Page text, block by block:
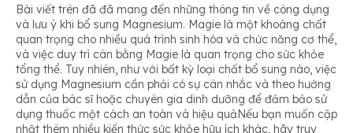
Bài viết trên đã đã mang đến những thông tin về công dụng
và lưu ý khi bổ sung Magnesium. Magie là một khoáng chất
quan trọng cho nhiều quá trình sinh hóa và chức năng cơ thể,
và việc duy trì cân bằng Magie là quan trọng cho sức khỏe
tổng thể. Tuy nhiên, như với bất kỳ loại chất bổ sung nào, việc
sử dụng Magnesium cần phải có sự cân nhắc và theo hướng
dẫn của bác sĩ hoặc chuyên gia dinh dưỡng để đảm bảo sử
dụng thuốc một cách an toàn và hiệu quảNếu bạn muốn cập
nhật thêm nhiều kiến thức sức khỏe hữu ích khác, hãy truy